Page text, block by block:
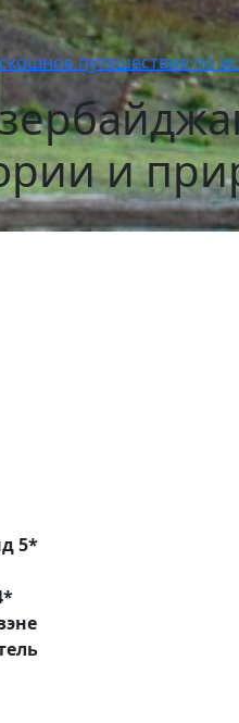
путешествие по
и
5*